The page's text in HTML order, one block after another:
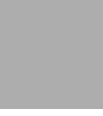
Wholesale Stainless